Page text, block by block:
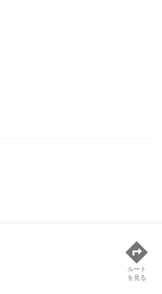
ルート
を見る